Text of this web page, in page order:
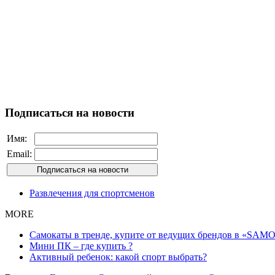
Подписаться на новости
Имя:
Email:
Развлечения для спортсменов
MORE
Самокаты в тренде, купите от ведущих брендов в
Мини ПК – где купить ?
Активный ребенок: какой спорт выбрать?